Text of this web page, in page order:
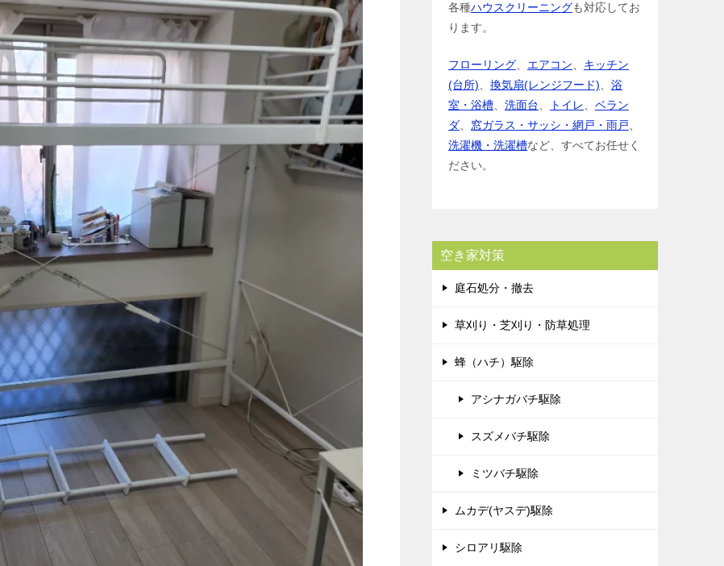
各種ハウスクリーニングも対応してお
ります。
フローリング エアコン
キッチン
(台所)
換気扇(レンジフード)
浴
室・浴槽
洗面台 トイレ
ベラン
ダ
窓ガラス・サッシ・網戸・雨戸
洗濯機・洗濯槽など、すべてお任せく
ださい。
空き家対策
庭石処分・撤去
草刈り・芝刈り・防草処理
蜂（ハチ）駆除
アシナガバチ駆除
スズメバチ駆除
ミツバチ駆除
ムカデ(ヤスデ)駆除
シロアリ駆除